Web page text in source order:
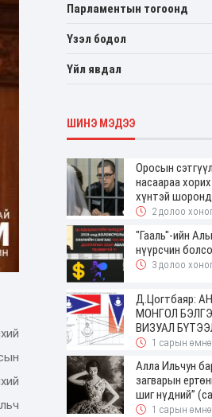
Парламентын тогоонд
Үзэл бодол
Үйл явдал
ШИНЭ МЭДЭЭ
Оросын
насаараа
хүнтэй шоронд
2 долоо
"Гааль"-ийн
нүүрсчин
3 долоо
Д.Цогтбаяр:
МОНГОЛ
ВИЗУАЛ
1 сарын өмнө
Алла Ильчун
загварын
шиг нүдний”
будалтын
1 сарын өмнө